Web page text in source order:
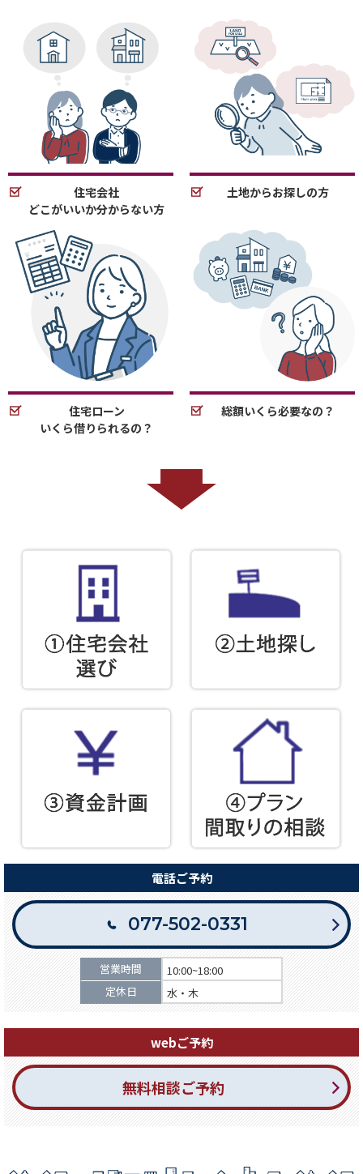
住宅会社
どこがいいか分からない方
土地からお探しの方
住宅ローン
いくら借りられるの？
総額いくら必要なの？
電話ご予約
077-502-0331
営業時間
10:00~18:00
定休日
水・木
webご予約
無料相談ご予約